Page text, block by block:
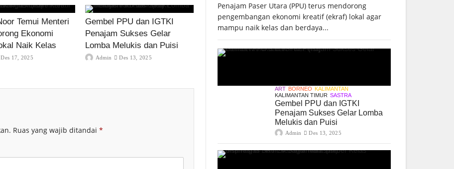
Temui Menteri
Ekonomi
Naik Kelas
Des 17, 2025
Gembel PPU dan IGTKI
Penajam Sukses Gelar
Lomba Melukis dan Puisi
Admin Des 13, 2025
Ruas yang wajib ditandai *
Penajam Paser Utara (PPU) terus mendorong
pengembangan ekonomi kreatif (ekraf) lokal agar
mampu naik kelas dan berdaya...
ART BORNEO KALIMANTAN
KALIMANTAN TIMUR SASTRA
Gembel PPU dan IGTKI
Penajam Sukses Gelar Lomba
Melukis dan Puisi
Admin Des 13, 2025